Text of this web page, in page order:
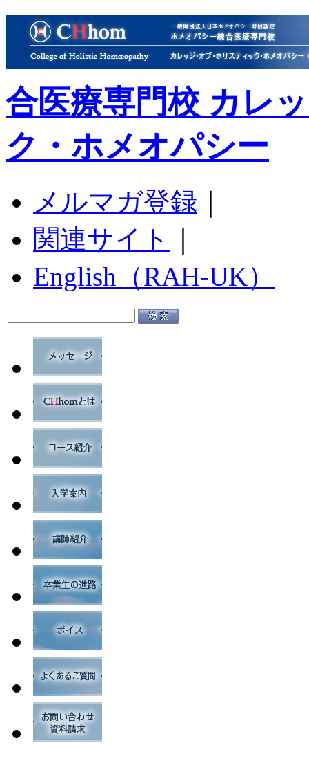
合医療専門校 カレ
ク・ホメオパシー
メルマガ登録
関連サイト
English（RAH-UK）